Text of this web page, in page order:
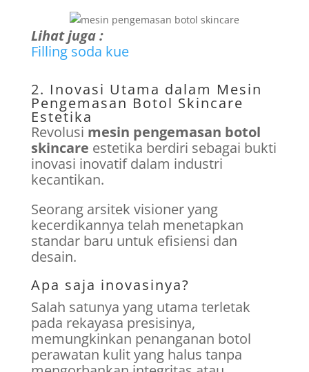
Lihat juga :
Filling soda kue
2. Inovasi Utama dalam Mesin
Pengemasan Botol Skincare
Estetika
Revolusi mesin pengemasan botol
skincare estetika berdiri sebagai bukti
inovasi inovatif dalam industri
kecantikan.
Seorang arsitek visioner yang
kecerdikannya telah menetapkan
standar baru untuk efisiensi dan
desain.
Apa saja inovasinya?
Salah satunya yang utama terletak
pada rekayasa presisinya,
memungkinkan penanganan botol
perawatan kulit yang halus tanpa